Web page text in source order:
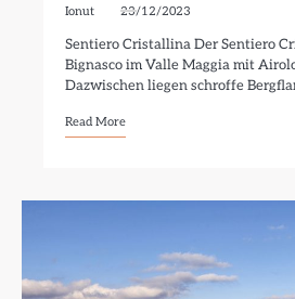
Ionut 23/12/2023
Sentiero Cristallina Der Sentiero
Bignasco im Valle Maggia mit
Dazwischen liegen schroffe
Read More